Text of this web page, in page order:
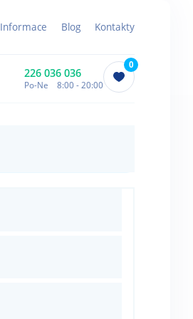
Informace Blog Kontakty
226 036 036
Po-Ne 8:00 - 20:00
0